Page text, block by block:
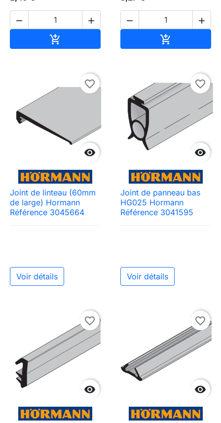
 

 


favorite_border
Joint de linteau (60mm
de large) Hormann
Référence 3045664
Voir détails

favorite_border
Joint de panneau bas
HG025 Hormann
Référence 3041595
Voir détails

favorite_border

favorite_border